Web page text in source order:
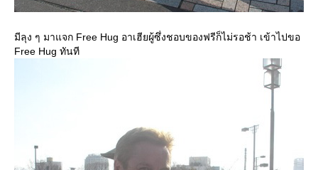
มีลุง ๆ มาแจก Free Hug อาเฮียผู้ซึ่งชอบของฟรีก็ไม่รอช้า เข้าไปขอ
Free Hug ทันที